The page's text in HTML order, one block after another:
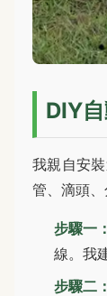
DIY
我親自安
管、滴頭、
步驟一
線。我
步驟二